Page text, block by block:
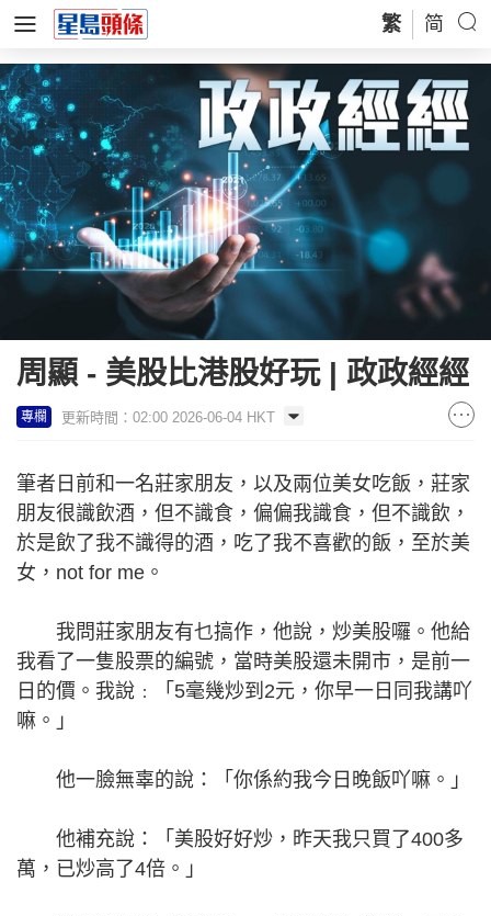
繁 简
周顯 - 美股比港股好玩 | 政政經經
專欄 更新時間：02:00 2026-06-04 HKT
筆者日前和一名莊家朋友，以及兩位美女吃飯，莊家
朋友很識飲酒，但不識食，偏偏我識食，但不識飲，
於是飲了我不識得的酒，吃了我不喜歡的飯，至於美
女，not for me。
我問莊家朋友有乜搞作，他說，炒美股囉。他給
我看了一隻股票的編號，當時美股還未開市，是前一
日的價。我說﹕「5毫幾炒到2元，你早一日同我講吖
嘛。」
他一臉無辜的說：「你係約我今日晚飯吖嘛。」
他補充說：「美股好好炒，昨天我只買了400多
萬，已炒高了4倍。」